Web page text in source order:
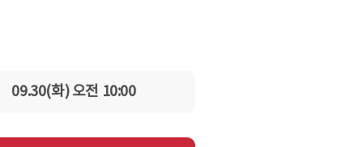
09.30(화) 오전 10:00